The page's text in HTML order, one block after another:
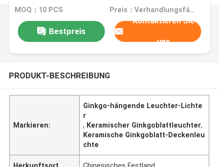
MOQ：10 PCS Preis：Verhandlungsfähig
Bestpreis
Kontaktieren Sie
uns
PRODUKT-BESCHREIBUNG
Markieren:
Ginkgo-hängende Leuchter-Lichte
r
, Keramischer Ginkgoblattleuchter,
Keramische Ginkgoblatt-Deckenleu
chte
Herkunftsort Chinesisches Festland